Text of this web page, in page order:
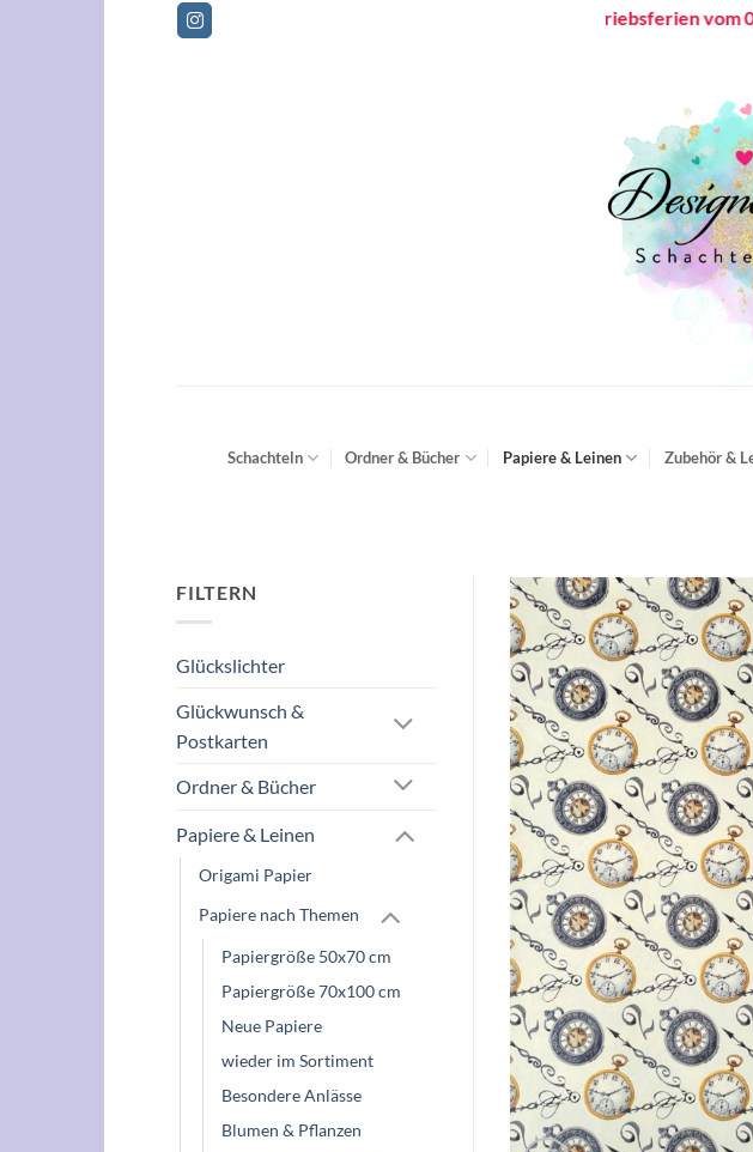
Betriebsferien vom
Schachteln Ordner & Bücher Papiere & Leinen Zubehör &
FILTERN
Glückslichter
Glückwunsch &
Postkarten
Ordner & Bücher
Papiere & Leinen
Origami Papier
Papiere nach Themen
Papiergröße 50x70 cm
Papiergröße 70x100 cm
Neue Papiere
wieder im Sortiment
Besondere Anlässe
Blumen & Pflanzen